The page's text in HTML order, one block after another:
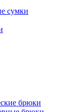
сумки
брюки